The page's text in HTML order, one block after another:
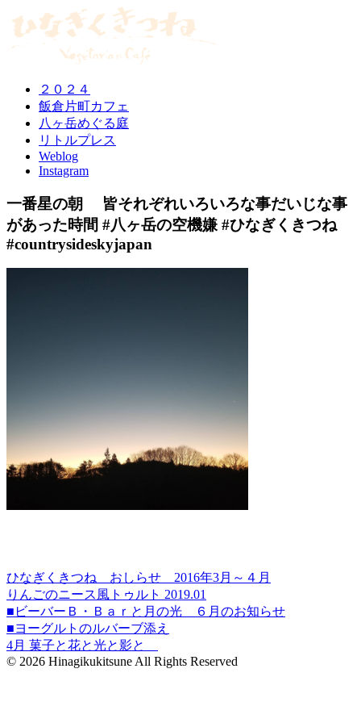
２０２４
飯倉片町カフェ
八ヶ岳めぐる庭
リトルプレス
Weblog
Instagram
一番星の朝 皆それぞれいろいろな事だいじな事
があった時間 #八ヶ岳の空機嫌 #ひなぎくきつね
#countrysideskyjapan
ひなぎくきつね おしらせ 2016年3月～４月
りんごのニース風トゥルト 2019.01
■ビーバーＢ・Ｂａｒと月の光 ６月のお知らせ
■ヨーグルトのルバーブ添え
4月 菓子と花と光と影と
© 2026 Hinagikukitsune All Rights Reserved